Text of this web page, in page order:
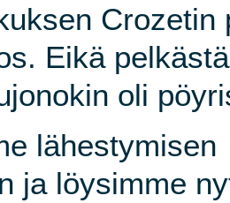
Crozetin
Eikä
oli
lähestymisen
ja löysimme